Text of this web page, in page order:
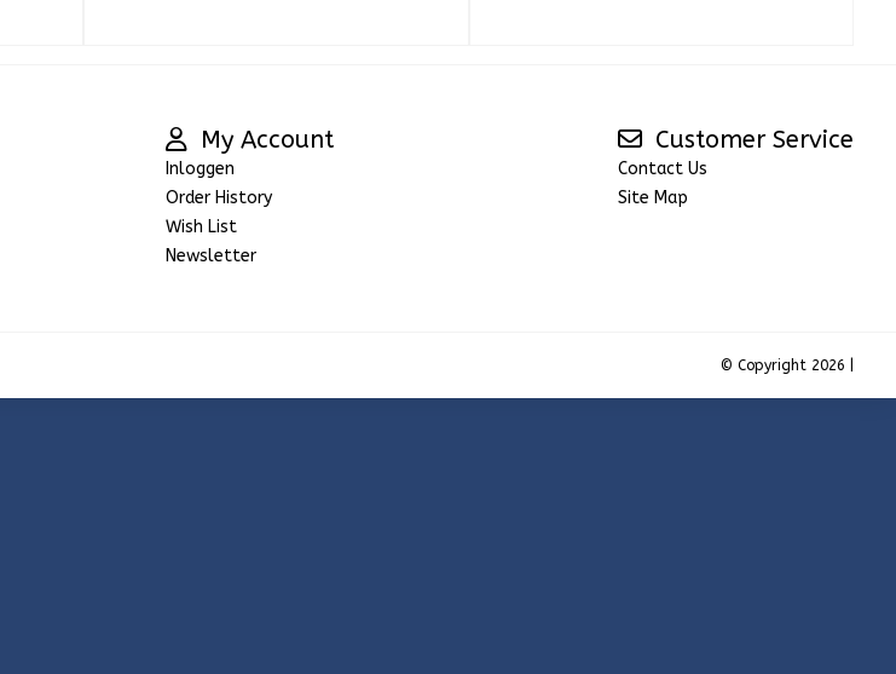
My Account
Inloggen
Order History
Wish List
Newsletter
Customer Service
Contact Us
Site Map
© Copyright 2026 |